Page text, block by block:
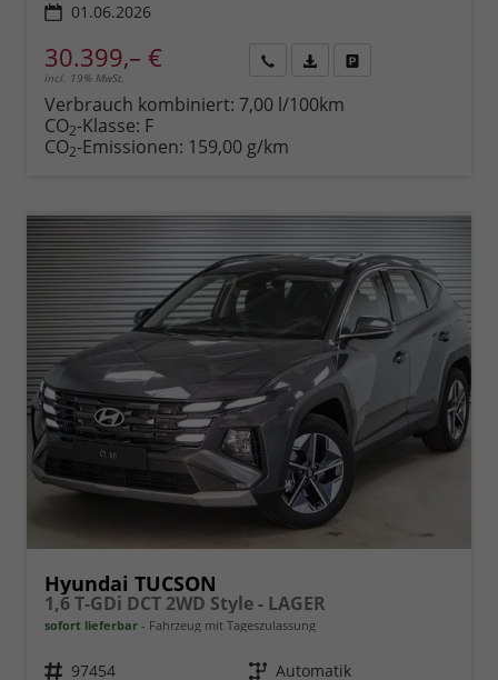
01.06.2026
30.399,– €
incl. 19% MwSt.
anfordern
Datei,
Verbrauch kombiniert: 7,00 l/100km
CO2-Klasse: F
CO2-Emissionen: 159,00 g/km
Hyundai TUCSON
1,6 T-GDi DCT 2WD Style - LAGER
sofort lieferbar Fahrzeug mit Tageszulassung
Fahrzeugnr. 97454 Getriebe Automatik